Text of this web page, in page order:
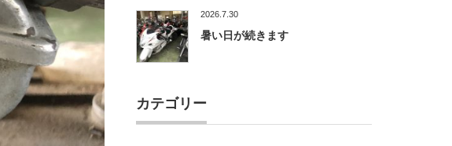
2026.7.30
暑い日が続きます
カテゴリー